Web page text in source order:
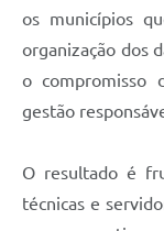
os municípios
organização dos
o compromisso
gestão
O resultado é
técnicas e